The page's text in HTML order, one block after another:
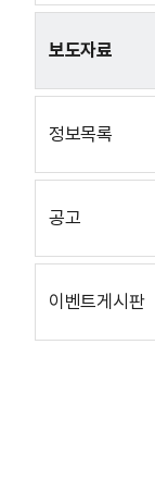
보도자료
정보목록
공고
이벤트게시판